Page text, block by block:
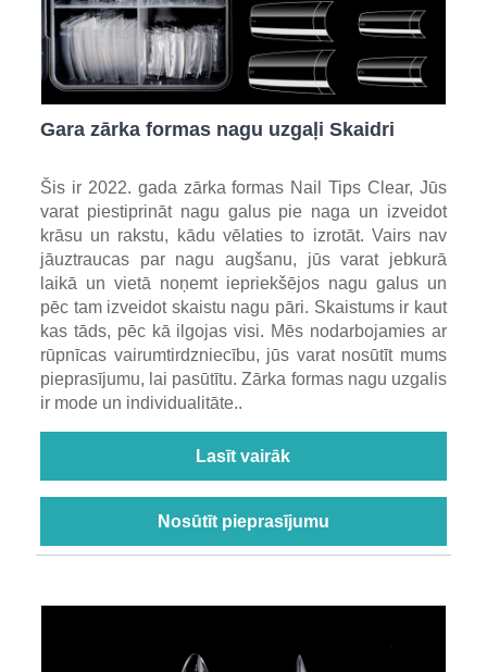
Gara zārka formas nagu uzgaļi Skaidri
Šis ir 2022. gada zārka formas Nail Tips Clear, Jūs
varat piestiprināt nagu galus pie naga un izveidot
krāsu un rakstu, kādu vēlaties to izrotāt. Vairs nav
jāuztraucas par nagu augšanu, jūs varat jebkurā
laikā un vietā noņemt iepriekšējos nagu galus un
pēc tam izveidot skaistu nagu pāri. Skaistums ir kaut
kas tāds, pēc kā ilgojas visi. Mēs nodarbojamies ar
rūpnīcas vairumtirdzniecību, jūs varat nosūtīt mums
pieprasījumu, lai pasūtītu. Zārka formas nagu uzgalis
ir mode un individualitāte..
Lasīt vairāk
Nosūtīt pieprasījumu